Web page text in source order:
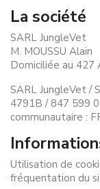
La société
SARL JungleVet
M. MOUSSU Alain
Domiciliée au 427
SARL JungleVet /
4791B / 847 599
communautaire :
Utilisation de
fréquentation du